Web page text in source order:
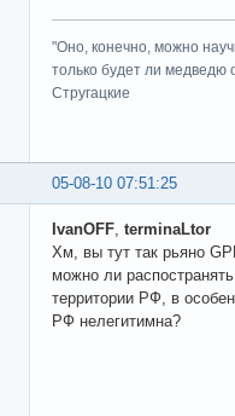
"Оно, конечно, можно
только будет ли медведю
Стругацкие
05-08-10 07:51:25
IvanOFF terminaLtor
Хм, вы тут так рьяно
можно ли
территории РФ, в
РФ нелегитимна?